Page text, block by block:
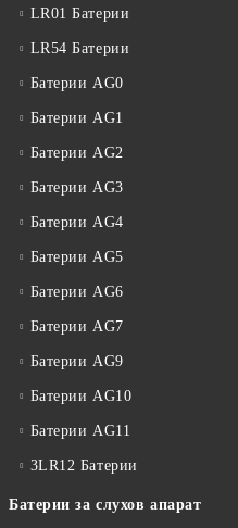
LR01 Батерии
LR54 Батерии
Батерии AG0
Батерии AG1
Батерии AG2
Батерии AG3
Батерии AG4
Батерии AG5
Батерии AG6
Батерии AG7
Батерии AG9
Батерии AG10
Батерии AG11
3LR12 Батерии
Батерии за слухов апарат